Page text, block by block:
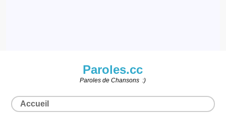
Paroles.cc
Paroles de Chansons :)
Accueil